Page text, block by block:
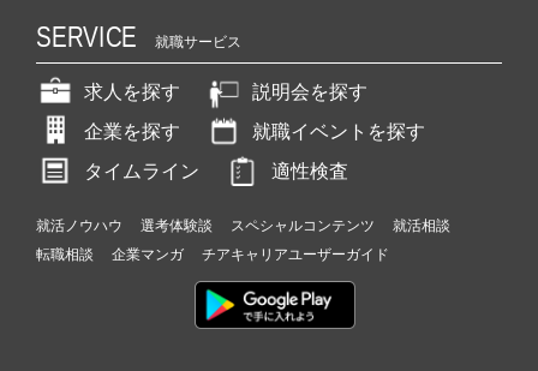
SERVICE 就職サービス
求人を探す
説明会を探す
企業を探す
就職イベントを探す
タイムライン
適性検査
就活ノウハウ 選考体験談 スペシャルコンテンツ
就活相談
転職相談
企業マンガ チアキャリアユーザーガイド